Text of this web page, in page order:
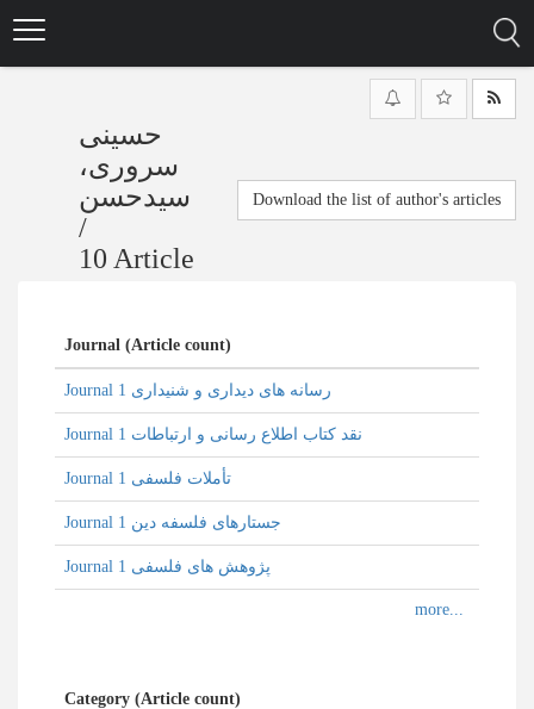
حسینی
سروری،
سیدحسن
/
10 Article
Download the list of author's articles
Journal (Article count)
Journal رسانه های دیداری و شنیداری 1
Journal نقد کتاب اطلاع رسانی و ارتباطات 1
Journal تأملات فلسفی 1
Journal جستارهای فلسفه دین 1
Journal پژوهش های فلسفی 1
Category (Article count)